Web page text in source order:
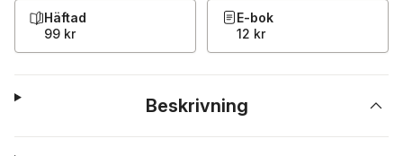
Häftad
99 kr
E-bok
12 kr
Beskrivning